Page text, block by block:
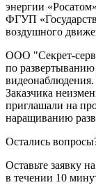
энергии
ФГУП
воздушного
ООО "Секрет-
по
Заказчика
приглашали на
наращиванию
Остались
Оставьте заявку
в течении 10